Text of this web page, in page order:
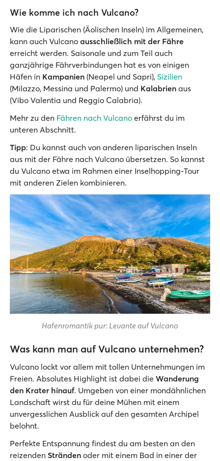
Wie komme ich nach Vulcano?
Wie die Liparischen (Äolischen Inseln) im Allgemeinen,
kann auch Vulcano ausschließlich mit der Fähre
erreicht werden. Saisonale und zum Teil auch
ganzjährige Fährverbindungen hat es von einigen
Häfen in Kampanien (Neapel und Sapri), Sizilien
(Milazzo, Messina und Palermo) und Kalabrien aus
(Vibo Valentia und Reggio Calabria).
Mehr zu den Fähren nach Vulcano erfährst du im
unteren Abschnitt.
Tipp: Du kannst auch von anderen liparischen Inseln
aus mit der Fähre nach Vulcano übersetzen. So kannst
du Vulcano etwa im Rahmen einer Inselhopping-Tour
mit anderen Zielen kombinieren.
Hafenromantik pur: Levante auf Vulcano
Was kann man auf Vulcano unternehmen?
Vulcano lockt vor allem mit tollen Unternehmungen im
Freien. Absolutes Highlight ist dabei die Wanderung
den Krater hinauf. Umgeben von einer mondähnlichen
Landschaft wirst du für deine Mühen mit einem
unvergesslichen Ausblick auf den gesamten Archipel
belohnt.
Perfekte Entspannung findest du am besten an den
reizenden Stränden oder mit einem Bad in einer der